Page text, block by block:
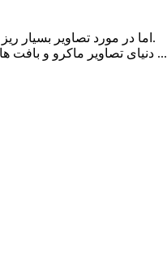
اما در مورد تصاویر بسیار ریز ایده های جالبی می توانند مورد بررسی قرار بگیرند.
دنیای تصاویر ماکرو و بافت های طبیعی با مقیاس های جدید و نماهای دور از ذهن ...